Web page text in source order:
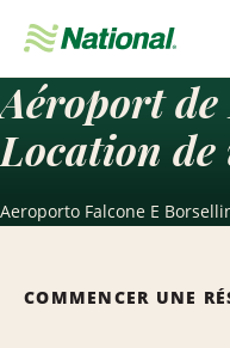
navigation
Aéroport
Location de
Aeroporto Falcone E
COMMENCER UNE